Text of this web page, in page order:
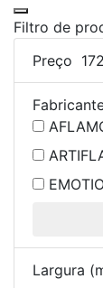
Filtro de
Preço 172
Largura